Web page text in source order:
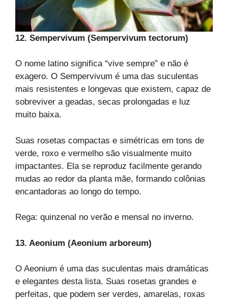
12. Sempervivum (Sempervivum tectorum)
O nome latino significa “vive sempre” e não é
exagero. O Sempervivum é uma das suculentas
mais resistentes e longevas que existem, capaz de
sobreviver a geadas, secas prolongadas e luz
muito baixa.
Suas rosetas compactas e simétricas em tons de
verde, roxo e vermelho são visualmente muito
impactantes. Ela se reproduz facilmente gerando
mudas ao redor da planta mãe, formando colônias
encantadoras ao longo do tempo.
Rega: quinzenal no verão e mensal no inverno.
13. Aeonium (Aeonium arboreum)
O Aeonium é uma das suculentas mais dramáticas
e elegantes desta lista. Suas rosetas grandes e
perfeitas, que podem ser verdes, amarelas, roxas